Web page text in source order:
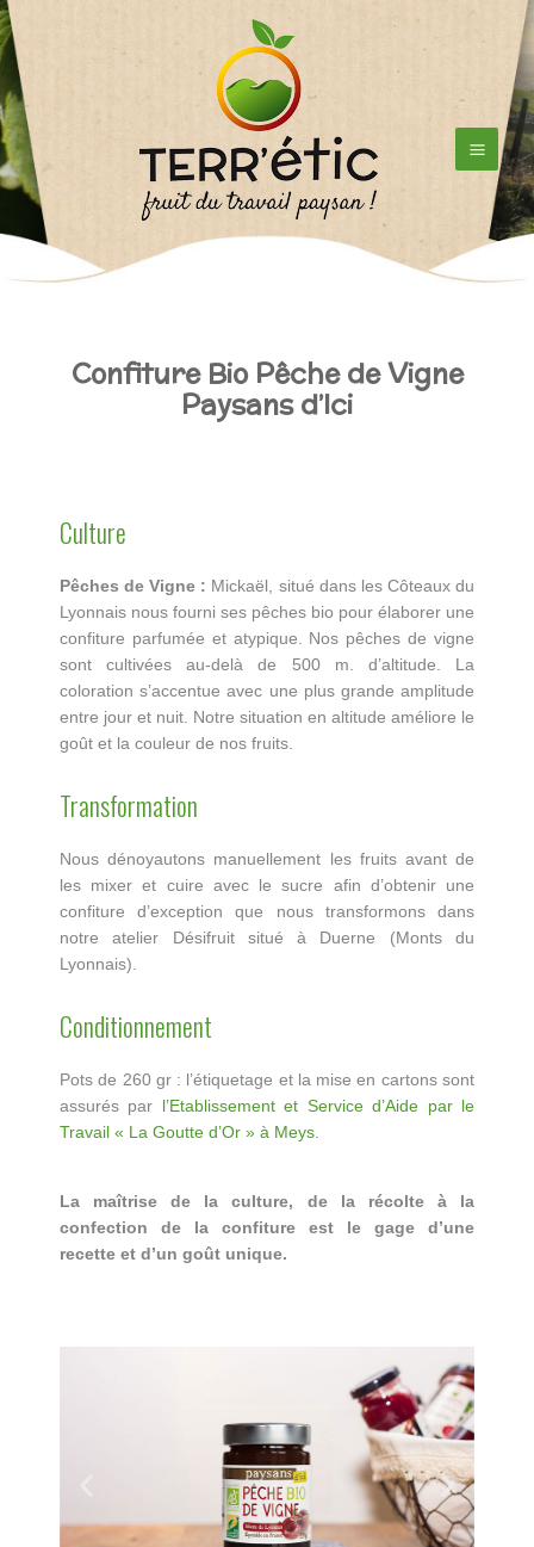
Aller
au
contenu
Confiture Bio Pêche de Vigne
Paysans d’Ici
Culture
Pêches de Vigne : Mickaël, situé dans les Côteaux du
Lyonnais nous fourni ses pêches bio pour élaborer une
confiture parfumée et atypique. Nos pêches de vigne
sont cultivées au-delà de 500 m. d’altitude. La
coloration s’accentue avec une plus grande amplitude
entre jour et nuit. Notre situation en altitude améliore le
goût et la couleur de nos fruits.
Transformation
Nous dénoyautons manuellement les fruits avant de
les mixer et cuire avec le sucre afin d’obtenir une
confiture d’exception que nous transformons dans
notre atelier Désifruit situé à Duerne (Monts du
Lyonnais).
Conditionnement
Pots de 260 gr : l’étiquetage et la mise en cartons sont
assurés par l’Etablissement et Service d’Aide par le
Travail « La Goutte d’Or » à Meys
La maîtrise de la culture, de la récolte à la
confection de la confiture est le gage d’une
recette et d’un goût unique.